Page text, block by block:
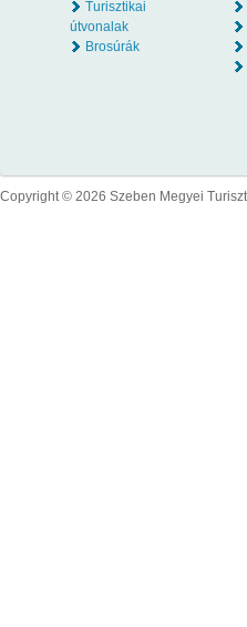
Turisztikai
útvonalak
Brosúrák
Copyright © 2026 Szeben Megyei